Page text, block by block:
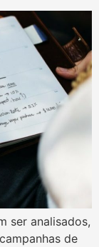
ser analisados,
de